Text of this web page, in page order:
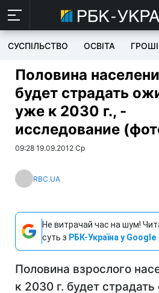
СУСПІЛЬСТВО ОСВІТА ГРОШІ
Половина
будет страдать
уже к 2030 г., -
исследование
09:28 19.09.2012 Ср
RBC.UA
Не витрачай час на шум!
суть з РБК-Україна у Google
Половина взрослого
к 2030 г. будет